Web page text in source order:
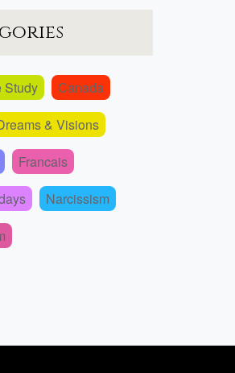
Study
Canada
& Visions
Francais
Narcissism